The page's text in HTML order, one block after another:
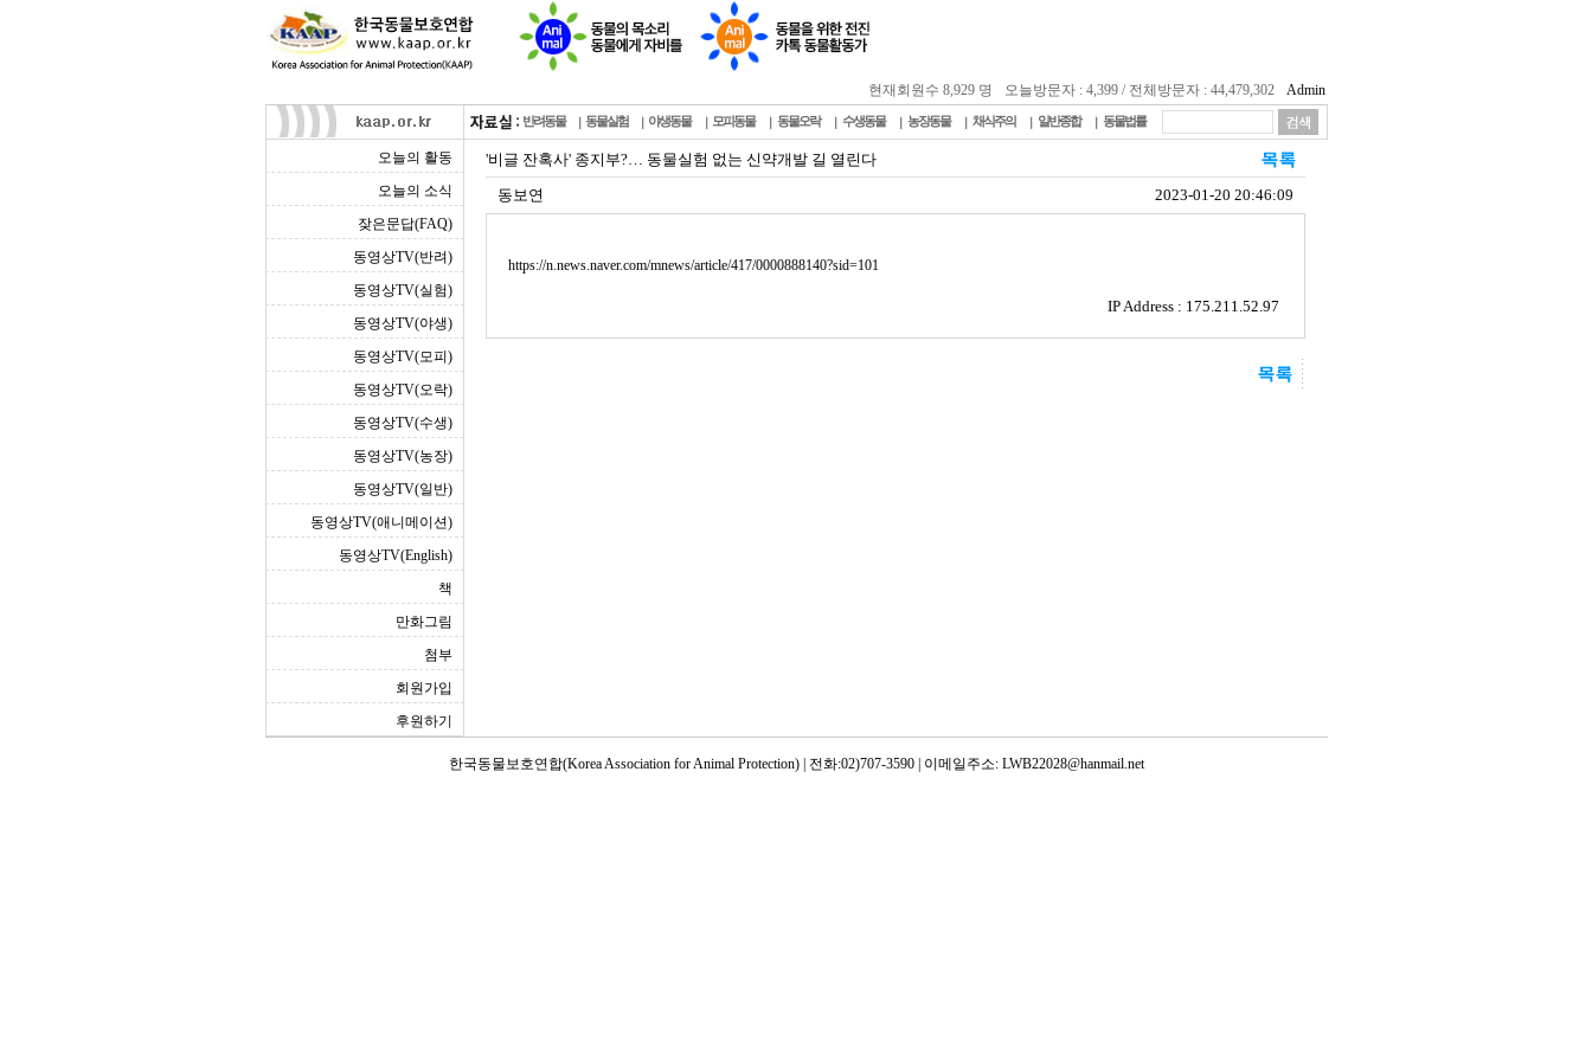
현재회원수 8,929 명 오늘방문자 : 4,399 / 전체방문자 : 44,479,302 Admin
반려동물 동물실험 야생동물 모피동물 동물오락 수생동물 농장동물 채식주의 일반종합 동물법률
오늘의 활동
오늘의 소식
잦은문답(FAQ)
동영상TV(반려)
동영상TV(실험)
동영상TV(야생)
동영상TV(모피)
동영상TV(오락)
동영상TV(수생)
동영상TV(농장)
동영상TV(일반)
동영상TV(애니메이션)
동영상TV(English)
책
만화그림
첨부
회원가입
후원하기
'비글 잔혹사' 종지부?… 동물실험 없는 신약개발 길 열린다
동보연
2023-01-20 20:46:09
https://n.news.naver.com/mnews/article/417/0000888140?sid=101
IP Address : 175.211.52.97
한국동물보호연합(Korea Association for Animal Protection) | 전화:02)707-3590 | 이메일주소: LWB22028@hanmail.net